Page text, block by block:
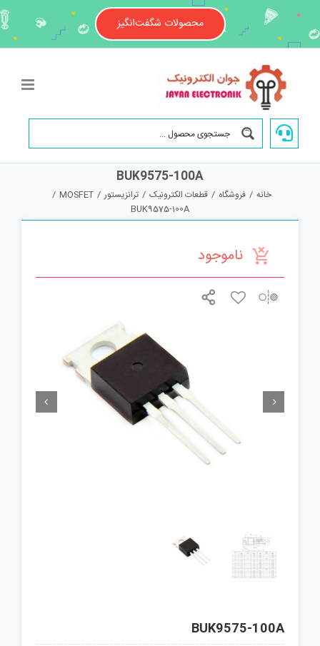
content
محصولات شگفت‌انگیز
BUK9575-100A
خانه / فروشگاه / قطعات الکترونیک / ترانزیستور /
MOSFET
/
BUK9575-100A
ناموجود
 
BUK9575-100A